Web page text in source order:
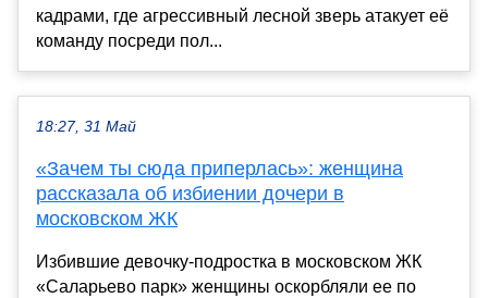
кадрами, где агрессивный лесной зверь атакует её
команду посреди пол...
18:27, 31 Май
«Зачем ты сюда приперлась»: женщина
рассказала об избиении дочери в
московском ЖК
Избившие девочку-подростка в московском ЖК
«Саларьево парк» женщины оскорбляли ее по